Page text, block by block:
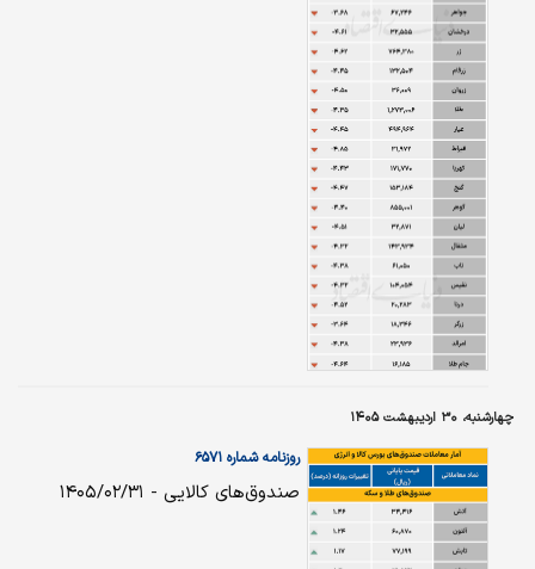
چهارشنبه، ۳۰ اردیبهشت ۱۴۰۵
روزنامه شماره ۶۵۷۱
صندوق‌های کالایی - ۱۴۰۵/۰۲/۳۱